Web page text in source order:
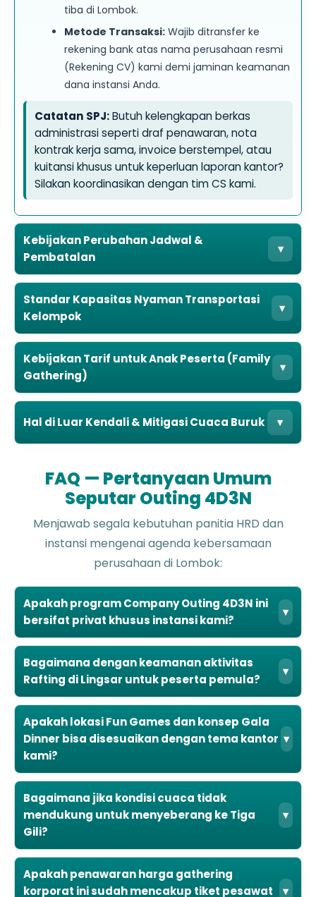
tiba di Lombok.
Metode Transaksi: Wajib ditransfer ke
rekening bank atas nama perusahaan resmi
(Rekening CV) kami demi jaminan keamanan
dana instansi Anda.
Catatan SPJ:Butuh kelengkapan berkas
administrasi seperti draf penawaran, nota
kontrak kerja sama, invoice berstempel, atau
kuitansi khusus untuk keperluan laporan kantor?
Silakan koordinasikan dengan tim CS kami.
Kebijakan Perubahan Jadwal &
Pembatalan
▾
Standar Kapasitas Nyaman Transportasi
Kelompok
▾
Kebijakan Tarif untuk Anak Peserta (Family
Gathering)
▾
Hal di Luar Kendali & Mitigasi Cuaca Buruk ▾
FAQ — Pertanyaan Umum
Seputar Outing 4D3N
Menjawab segala kebutuhan panitia HRD dan
instansi mengenai agenda kebersamaan
perusahaan di Lombok:
Apakah program Company Outing 4D3N ini
bersifat privat khusus instansi kami?
▾
Bagaimana dengan keamanan aktivitas
Rafting di Lingsar untuk peserta pemula?
▾
Apakah lokasi Fun Games dan konsep Gala
Dinner bisa disesuaikan dengan tema kantor
kami?
▾
Bagaimana jika kondisi cuaca tidak
mendukung untuk menyeberang ke Tiga
Gili?
▾
Apakah penawaran harga gathering
korporat ini sudah mencakup tiket pesawat
▾